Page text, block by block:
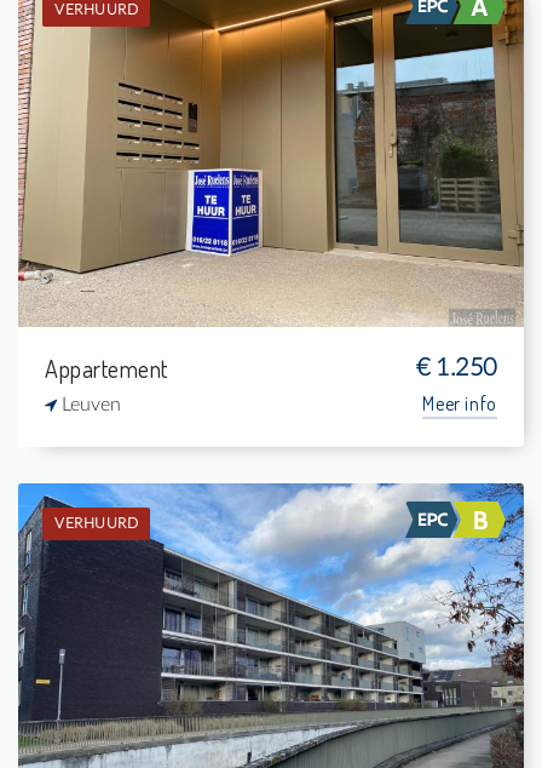
VERHUURD
Verhuurd: Appartement
1
5 m²
1
75 m²
Appartement € 1.250
Leuven Meer info
VERHUURD
Verhuurd: Gelijkvloers app.
2
14 m²
1
105 m²